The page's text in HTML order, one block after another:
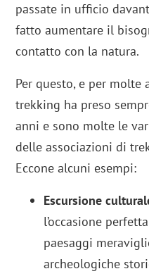
passate in ufficio
fatto aumentare il
contatto con la natura.
Per questo, e per
trekking ha preso
anni e sono molte le
delle associazioni di
Eccone alcuni esempi:
Escursione
l’occasione
paesaggi
archeologiche